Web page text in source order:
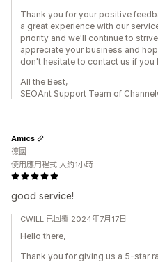
Thank you for your positive
a great experience with our
priority and we'll continue to
appreciate your business and
don't hesitate to contact us if you
All the Best,
SEOAnt Support Team of
good service!
Amics
德國
使用應用程式 大約1小時
CWILL 已回覆 2024年7月17日
Hello there,
Thank you for giving us a 5-star